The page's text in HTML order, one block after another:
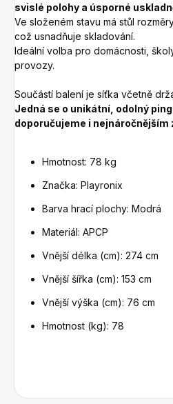
svislé polohy a úsporné
Ve složeném stavu má stůl
což usnadňuje skladování.
Ideální volba pro domácnosti,
provozy.
Součástí balení je síťka včetně
Jedná se o unikátní, odolný
doporučujeme i nejnáročnějším
Hmotnost: 78 kg
Značka: Playronix
Barva hrací plochy: Modrá
Materiál: APCP
Vnější délka (cm): 274 cm
Vnější šířka (cm): 153 cm
Vnější výška (cm): 76 cm
Hmotnost (kg): 78